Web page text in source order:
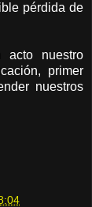
pérdida de
acto nuestro
primer
nuestros